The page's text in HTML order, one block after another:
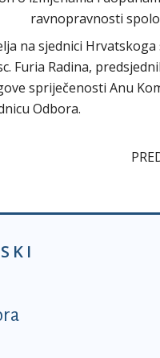
ravnopravnosti
na sjednici
Furia Radina,
spriječenosti Anu
Odbora.
prvi izbornik